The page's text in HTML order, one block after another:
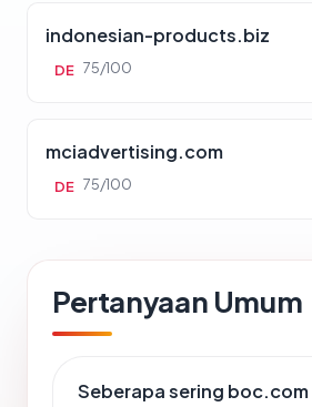
indonesian-products.biz
DE 75/100
mciadvertising.com
DE 75/100
Pertanyaan Umum
Seberapa sering